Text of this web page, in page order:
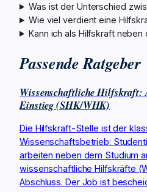
Was ist der Unterschied
Wie viel verdient eine
Kann ich als Hilfskraft
Passende Ratgeber
Wissenschaftliche Hilfskraft:
Einstieg (SHK/WHK)
Die Hilfskraft-Stelle ist der
Wissenschaftsbetrieb:
arbeiten neben dem Studium
wissenschaftliche Hilfskräfte
Abschluss. Der Job ist